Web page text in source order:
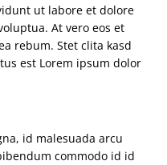
ut labore et dolore
At vero eos et
rebum. Stet clita kasd
est Lorem ipsum dolor
id malesuada arcu
commodo id id